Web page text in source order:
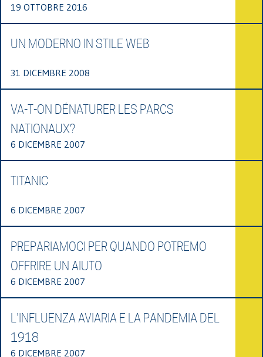
19 OTTOBRE 2016
UN MODERNO IN STILE WEB
31 DICEMBRE 2008
VA-T-ON DÉNATURER LES PARCS
NATIONAUX?
6 DICEMBRE 2007
TITANIC
6 DICEMBRE 2007
PREPARIAMOCI PER QUANDO POTREMO
OFFRIRE UN AIUTO
6 DICEMBRE 2007
L'INFLUENZA AVIARIA E LA PANDEMIA DEL
1918
6 DICEMBRE 2007